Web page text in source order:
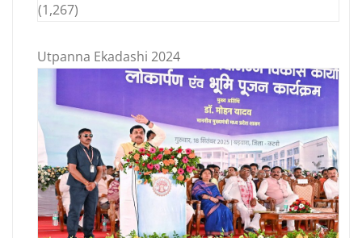
(1,267)
Utpanna Ekadashi 2024